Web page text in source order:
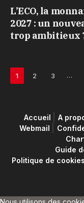
L’ECO, la
2027 : un
trop ambitieux
1 2 3 …
Accueil A
Webmail
Guide
Politique de